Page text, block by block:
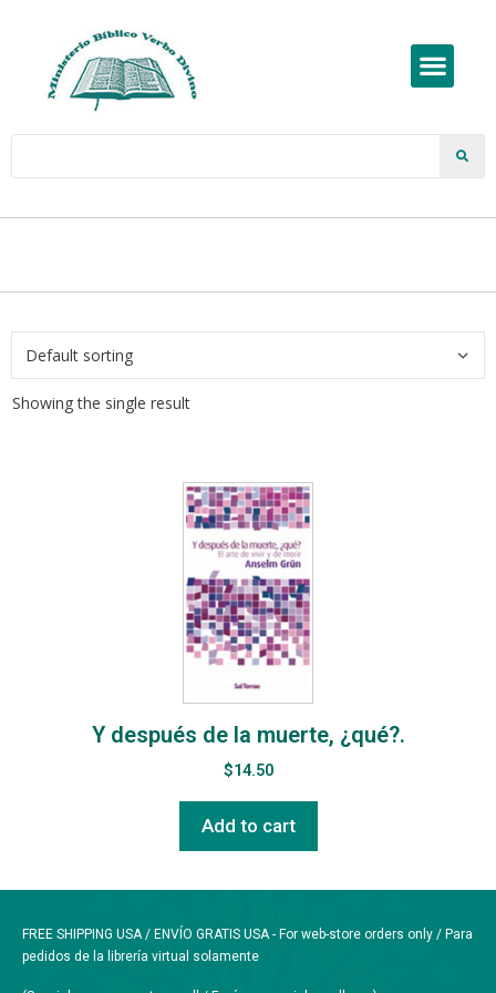
Showing the single result
Y después de la muerte, ¿qué?.
$14.50
Add to cart
FREE SHIPPING USA / ENVÍO GRATIS USA - For web-store orders only / Para
pedidos de la librería virtual solamente